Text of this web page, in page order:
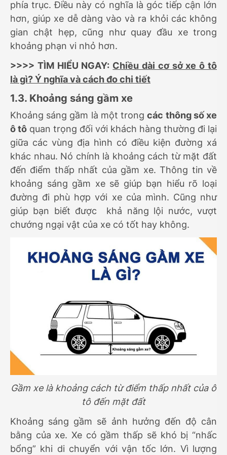
phía trục. Điều này có nghĩa là góc tiếp cận lớn
hơn, giúp xe dễ dàng vào và ra khỏi các không
gian chật hẹp, cũng như quay đầu xe trong
khoảng phạn vi nhỏ hơn.
>>>> TÌM HIỂU NGAY: Chiều dài cơ sở xe ô tô
là gì? Ý nghĩa và cách đo chi tiết
1.3. Khoảng sáng gầm xe
Khoảng sáng gầm là một trongcác thông số xe
ô tô quan trọng đối với khách hàng thường đi lại
giữa các vùng địa hình có điều kiện đường xá
khác nhau. Nó chính là khoảng cách từ mặt đất
đến điểm thấp nhất của gầm xe. Thông tin về
khoảng sáng gầm xe sẽ giúp bạn hiểu rõ loại
đường đi phù hợp với xe của mình. Cũng như
giúp bạn biết được khả năng lội nước, vượt
chướng ngại vật của xe có tốt hay không.
Gầm xe là khoảng cách từ điểm thấp nhất của ô
tô đến mặt đất
Khoảng sáng gầm sẽ ảnh hưởng đến độ cân
bằng của xe. Xe có gầm thấp sẽ khó bị “nhấc
bổng” khi di chuyển với vận tốc lớn. Vì lượng